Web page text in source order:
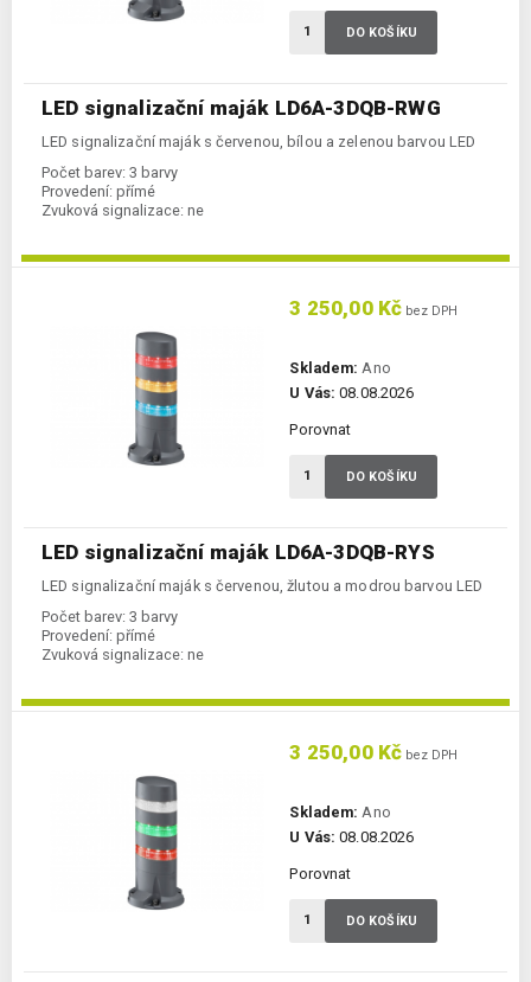
LED signalizační maják LD6A-3DQB-RWG
LED signalizační maják s červenou, bílou a zelenou barvou LED
Počet barev: 3 barvy
Provedení: přímé
Zvuková signalizace: ne
DO KOŠÍKU
LED signalizační maják LD6A-3DQB-RYS
LED signalizační maják s červenou, žlutou a modrou barvou LED
Počet barev: 3 barvy
Provedení: přímé
Zvuková signalizace: ne
3 250,00 Kč bez DPH
Skladem: Ano
U Vás: 08.08.2026
Porovnat
DO KOŠÍKU
3 250,00 Kč bez DPH
Skladem: Ano
U Vás: 08.08.2026
Porovnat
DO KOŠÍKU